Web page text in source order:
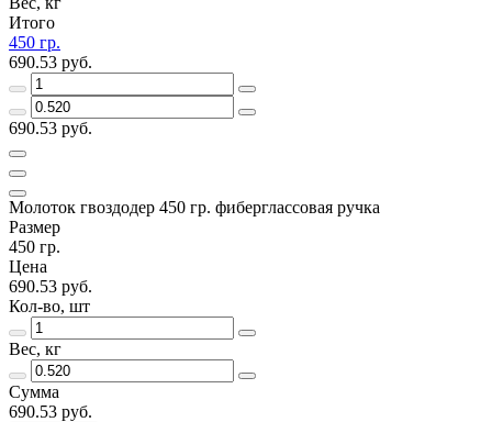
Итого
450 гр.
690.53 руб.
690.53 руб.
Молоток гвоздодер 450 гр. фиберглассовая ручка
Размер
450 гр.
Цена
690.53 руб.
Кол-во, шт
Вес, кг
Сумма
690.53 руб.